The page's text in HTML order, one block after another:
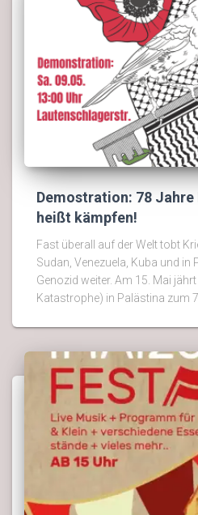
Demostration: 78 Jahre
heißt kämpfen!
Fast überall auf der Welt tobt
Sudan, Venezuela, Kuba und in
Genozid weiter. Am 15. Mai
Katastrophe) in Palästina zum